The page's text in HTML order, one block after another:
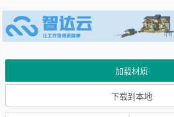
加载材质
下载到本地